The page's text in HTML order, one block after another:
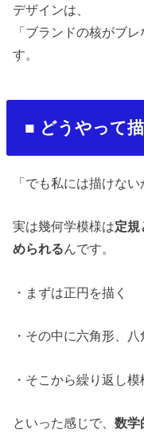
デザインは、
「ブランドの核がブ
す。
■ どうやって
「でも私には描けない
実は幾何学模様は定規
められるんです。
・まずは正円を描く
・その中に六角形、八
・そこから繰り返し模
といった感じで、数学